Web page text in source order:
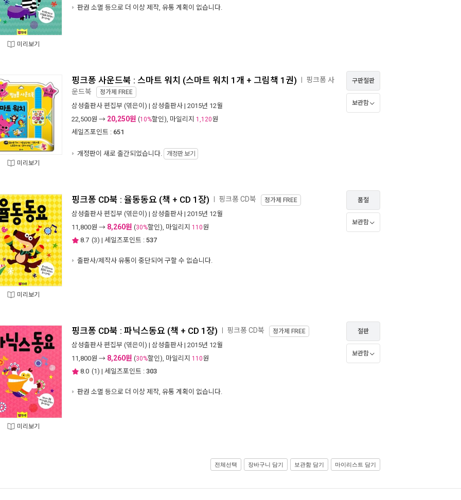
미리보기
판권 소멸 등으로 더 이상 제작, 유통 계획이 없습니다.
미리보기
핑크퐁 사운드북 : 스마트 워치 (스마트 워치 1개 + 그림책 1권) 핑크퐁 사
운드북 정가제 FREE
삼성출판사 편집부 (엮은이) | 삼성출판사 | 2015년 12월
22,500원 → 20,250원 (10%할인), 마일리지 1,120원
세일즈포인트 : 651
개정판이 새로 출간되었습니다. 개정판 보기
구판절판
보관함
미리보기
핑크퐁 CD북 : 율동동요 (책 + CD 1장) 핑크퐁 CD북 정가제 FREE
삼성출판사 편집부 (엮은이) | 삼성출판사 | 2015년 12월
11,800원 → 8,260원 (30%할인), 마일리지 110원
8.7 (3) | 세일즈포인트 : 537
출판사/제작사 유통이 중단되어 구할 수 없습니다.
품절
보관함
미리보기
핑크퐁 CD북 : 파닉스동요 (책 + CD 1장) 핑크퐁 CD북 정가제 FREE
삼성출판사 편집부 (엮은이) | 삼성출판사 | 2015년 12월
11,800원 → 8,260원 (30%할인), 마일리지 110원
8.0 (1) | 세일즈포인트 : 303
판권 소멸 등으로 더 이상 제작, 유통 계획이 없습니다.
절판
보관함
전체선택 장바구니 담기 보관함 담기 마이리스트 담기